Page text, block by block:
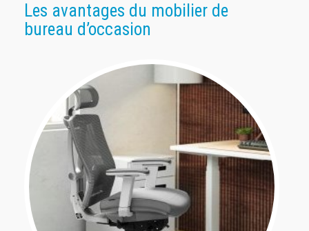
Les avantages du mobilier de
bureau d’occasion